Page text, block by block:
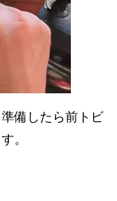
備したら前トビ
。